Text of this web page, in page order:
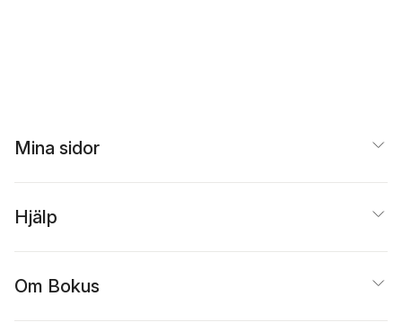
Mina sidor
Hjälp
Om Bokus